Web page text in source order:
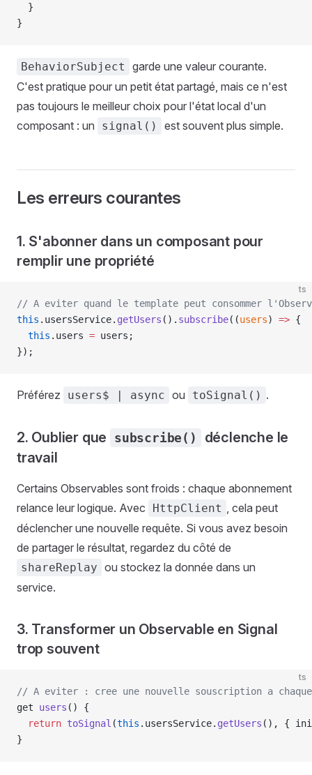
  }
}
BehaviorSubject
garde une valeur courante.
C'est pratique pour un petit état partagé, mais ce n'est
pas toujours le meilleur choix pour l'état local d'un
composant : un
signal() est souvent plus simple.
Les erreurs courantes
1. S'abonner dans un composant pour
remplir une propriété
ts
// A eviter quand le template peut consommer
this .usersService. getUsers (). subscribe((users) => {
  this
.users = users;
});
Préférez users$ | async ou toSignal() .
2. Oublier que subscribe()
déclenche le
travail
Certains Observables sont froids : chaque abonnement
relance leur logique. Avec
HttpClient , cela peut
déclencher une nouvelle requête. Si vous avez besoin
de partager le résultat, regardez du côté de
shareReplay ou stockez la donnée dans un
service.
3. Transformer un Observable en Signal
trop souvent
ts
// A eviter : cree une nouvelle souscription a
get users () {
  return
toSignal (this .usersService. getUsers (), {
}